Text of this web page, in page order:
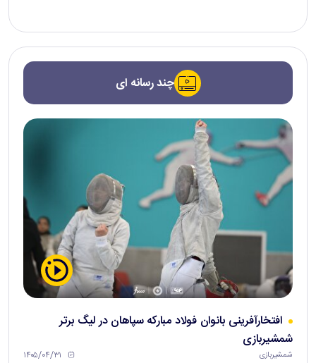
چند رسانه ای
افتخارآفرینی بانوان فولاد مبارکه سپاهان در لیگ برتر
شمشیربازی
شمشیربازی ۱۴۰۵/۰۴/۳۱